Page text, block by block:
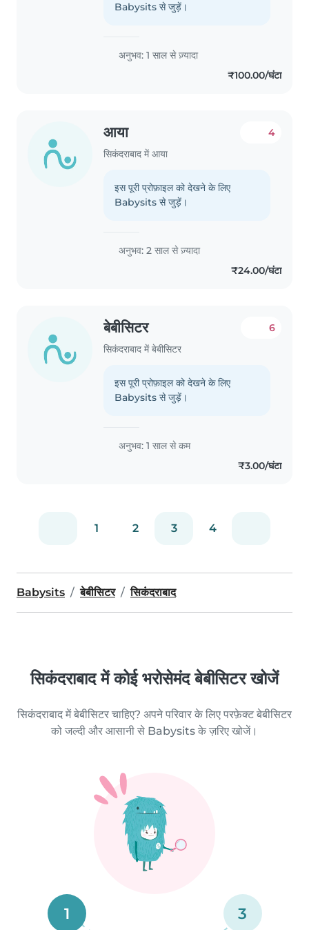
Babysits से जुड़ें।
अनुभव: 1 साल से ज़्यादा
₹100.00/घंटा
आया
सिकंदराबाद में आया
4
इस पूरी प्रोफ़ाइल को देखने के लिए
Babysits से जुड़ें।
अनुभव: 2 साल से ज़्यादा
₹24.00/घंटा
बेबीसिटर
सिकंदराबाद में बेबीसिटर
6
इस पूरी प्रोफ़ाइल को देखने के लिए
Babysits से जुड़ें।
अनुभव: 1 साल से कम
₹3.00/घंटा
1 2 3 4
Babysits बेबीसिटर सिकंदराबाद
सिकंदराबाद में कोई भरोसेमंद बेबीसिटर खोजें
सिकंदराबाद में बेबीसिटर चाहिए? अपने परिवार के लिए परफ़ेक्ट बेबीसिटर
को जल्दी और आसानी से Babysits के ज़रिए खोजें।
1 3